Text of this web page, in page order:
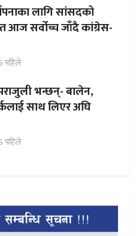
लागि सांसदको
आज सर्वोच्च जाँदै कांग्रेस-
पहिले
भन्छन्- बालेन,
साथ लिएर अघि
पहिले